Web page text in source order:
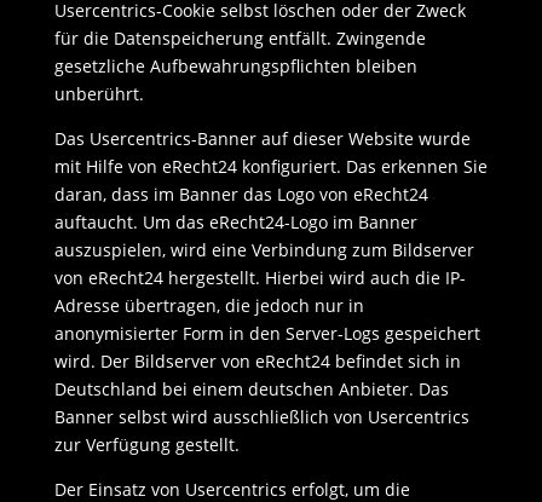
Usercentrics-Cookie selbst löschen oder der Zweck
für die Datenspeicherung entfällt. Zwingende
gesetzliche Aufbewahrungspflichten bleiben
unberührt.
Das Usercentrics-Banner auf dieser Website wurde
mit Hilfe von eRecht24 konfiguriert. Das erkennen Sie
daran, dass im Banner das Logo von eRecht24
auftaucht. Um das eRecht24-Logo im Banner
auszuspielen, wird eine Verbindung zum Bildserver
von eRecht24 hergestellt. Hierbei wird auch die IP-
Adresse übertragen, die jedoch nur in
anonymisierter Form in den Server-Logs gespeichert
wird. Der Bildserver von eRecht24 befindet sich in
Deutschland bei einem deutschen Anbieter. Das
Banner selbst wird ausschließlich von Usercentrics
zur Verfügung gestellt.
Der Einsatz von Usercentrics erfolgt, um die